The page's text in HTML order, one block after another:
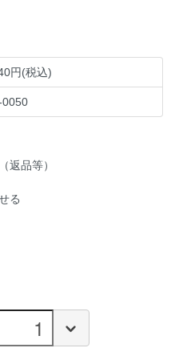
円(税込)
0050
返品等）
る